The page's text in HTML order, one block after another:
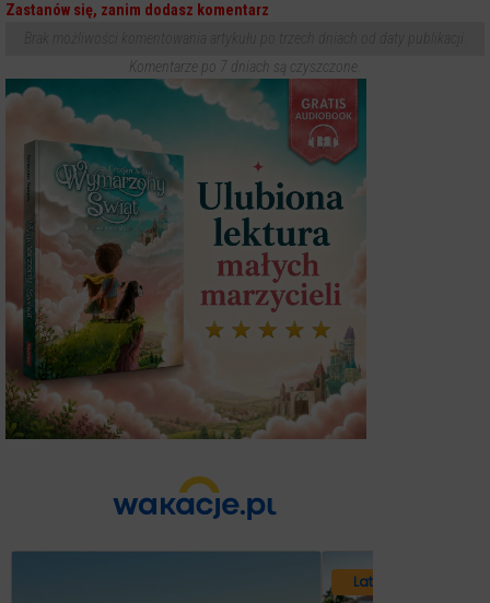
Zastanów się, zanim dodasz komentarz
Komentarze po 7 dniach są czyszczone.
Lato 2026